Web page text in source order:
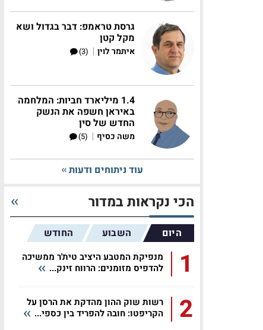
גרסת טראמפ: דבר בגדול ושא
מקל קטן
איתמר לוין |
(3)
1.4 מיליארד חביות: המלחמה
באיראן חשפה את הנשק
החדש של סין
משה כסיף |
(5)
עוד ניתוחים ודעות
הכי נקראות במדור
היום השבוע החודש
1
מנפיקת המטבע היציב טית'ר ממשיכה
להדפיס מזומנים: הרווח זינק...
2
רשות שוק ההון מהדקת את הרסן על
הקריפטו: חובה להפריד בין כספי...